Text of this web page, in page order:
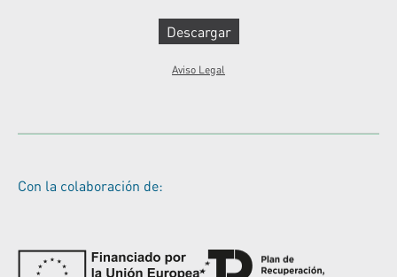
Descargar
Aviso Legal
Con la colaboración de: